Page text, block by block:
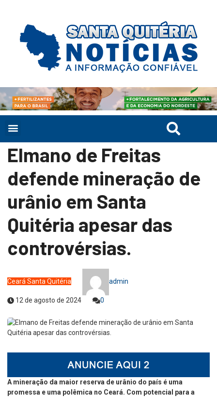
Elmano de Freitas
defende mineração de
urânio em Santa
Quitéria apesar das
controvérsias.
Ceará Santa Quitéria admin
12 de agosto de 2024 0
A mineração da maior reserva de urânio do país é uma
promessa e uma polêmica no Ceará. Com potencial para a